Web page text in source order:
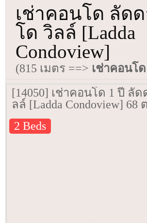
เช่าคอนโด ลัด
โด วิลล์ [Ladda
Condoview]
(815 เมตร ==> เช่าคอนโ
[14050] เช่าคอนโด 1 ปี ลั
ลล์ [Ladda Condoview] 68
12A
2 Beds